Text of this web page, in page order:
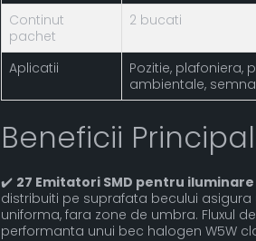
Continut
pachet
2 bucati
Aplicatii
Pozitie, plafoniera,
ambientale,
Beneficii
✔️ 27 Emitatori SMD pentru
distribuiti pe suprafata becului
uniforma, fara zone de umbra. Fluxul
performanta unui bec halogen W5W